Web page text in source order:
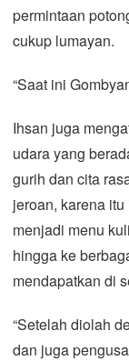
permintaan
cukup lumayan.
“Saat ini
Ihsan juga
udara yang
gurih dan cita
jeroan, karena
menjadi menu
hingga ke
mendapatkan di
“Setelah diolah
dan juga